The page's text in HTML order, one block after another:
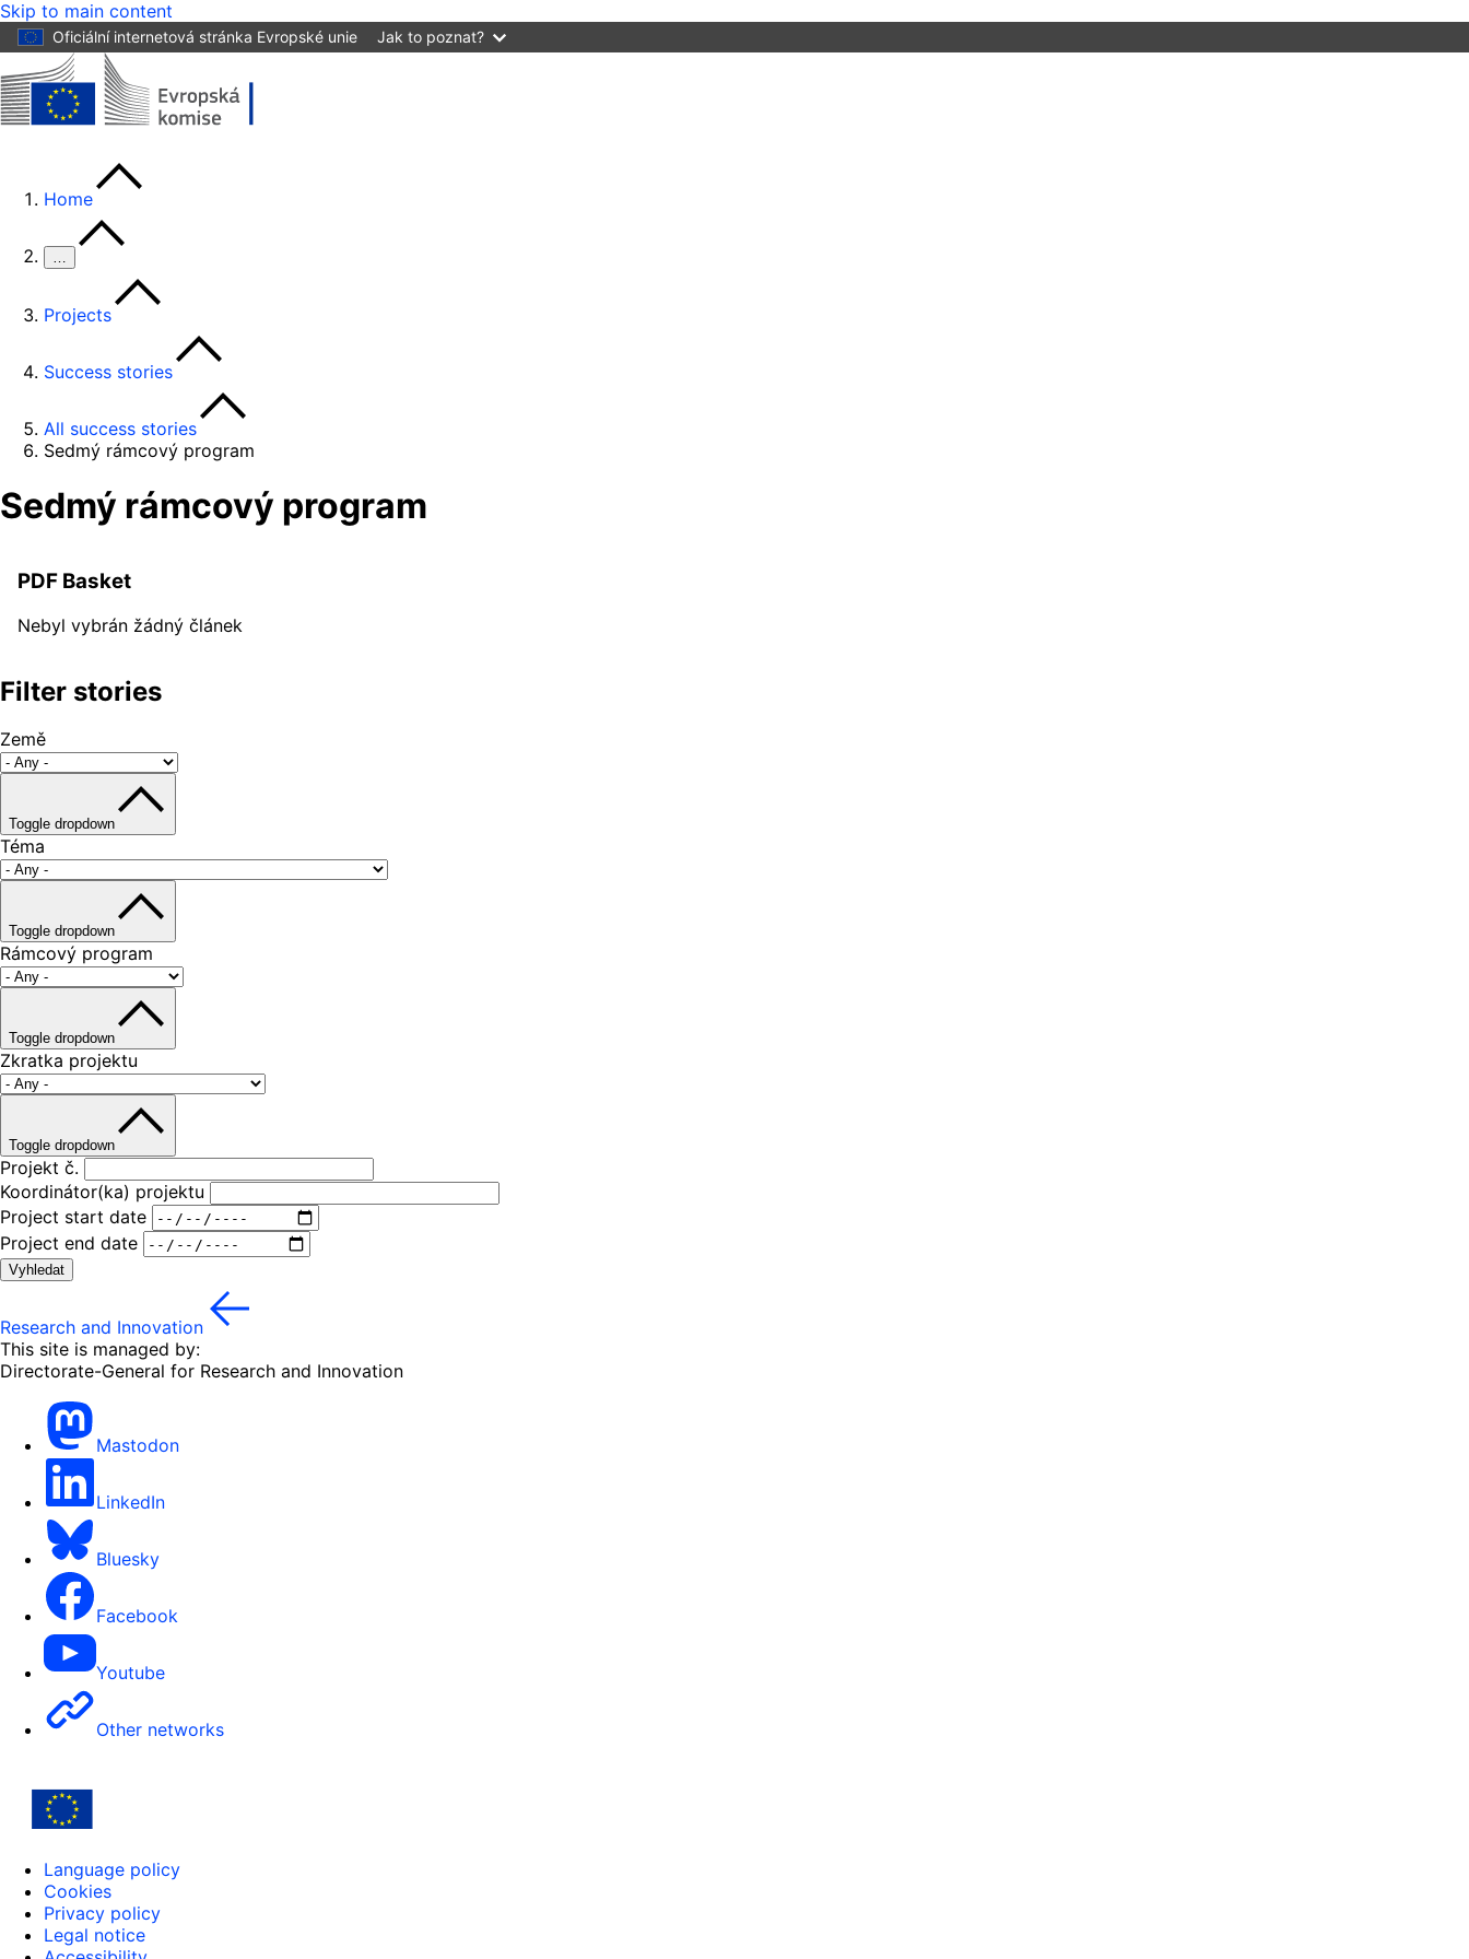
Skip to main content
Oficiální internetová stránka Evropské unie Jak to poznat?
Home
…
Projects
Success stories
All success stories
Sedmý rámcový program
Sedmý rámcový program
PDF Basket
Nebyl vybrán žádný článek
Filter stories
Země
Toggle dropdown
Téma
Toggle dropdown
Rámcový program
Toggle dropdown
Zkratka projektu
Toggle dropdown
Projekt č.
Koordinátor(ka) projektu
Project start date
Project end date
Vyhledat
Research and Innovation
This site is managed by:
Directorate-General for Research and Innovation
Mastodon
LinkedIn
Bluesky
Facebook
Youtube
Other networks
Language policy
Cookies
Privacy policy
Legal notice